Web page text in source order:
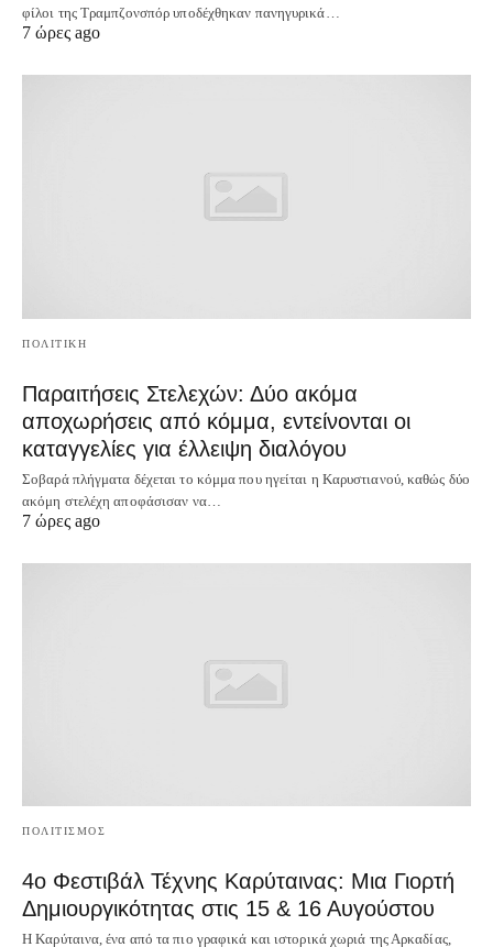
φίλοι της Τραμπζονσπόρ υποδέχθηκαν πανηγυρικά…
7 ώρες ago
ΠΟΛΙΤΙΚΗ
Παραιτήσεις Στελεχών: Δύο ακόμα
αποχωρήσεις από κόμμα, εντείνονται οι
καταγγελίες για έλλειψη διαλόγου
Σοβαρά πλήγματα δέχεται το κόμμα που ηγείται η Καρυστιανού, καθώς δύο
ακόμη στελέχη αποφάσισαν να…
7 ώρες ago
ΠΟΛΙΤΙΣΜΟΣ
4ο Φεστιβάλ Τέχνης Καρύταινας: Μια Γιορτή
Δημιουργικότητας στις 15 & 16 Αυγούστου
Η Καρύταινα, ένα από τα πιο γραφικά και ιστορικά χωριά της Αρκαδίας,